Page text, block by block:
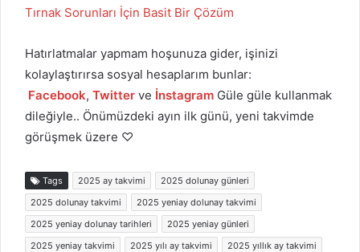
Tırnak Sorunları İçin Basit Bir Çözüm
Hatırlatmalar yapmam hoşunuza gider, işinizi
kolaylaştırırsa sosyal hesaplarım bunlar:
Facebook, Twitter ve İnstagram Güle güle kullanmak
dileğiyle.. Önümüzdeki ayın ilk günü, yeni takvimde
görüşmek üzere ♡
Tags 2025 ay takvimi
2025 dolunay günleri
2025 dolunay takvimi
2025 yeniay dolunay takvimi
2025 yeniay dolunay tarihleri
2025 yeniay günleri
2025 yeniay takvimi
2025 yılı ay takvimi
2025 yıllık ay takvimi